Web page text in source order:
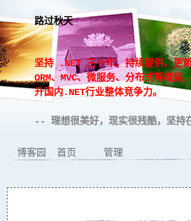
路过秋天
坚持 .NET 三十年，持续提供、更
ORM、MVC、微服务、分布式等框
升国内.NET行业整体竞争力。
-- 理想很美好，现实很残酷，坚持
博客园 首页 管理